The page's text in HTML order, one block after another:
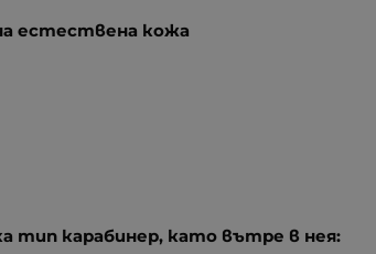
естествена кожа
тип карабинер, като вътре в нея: